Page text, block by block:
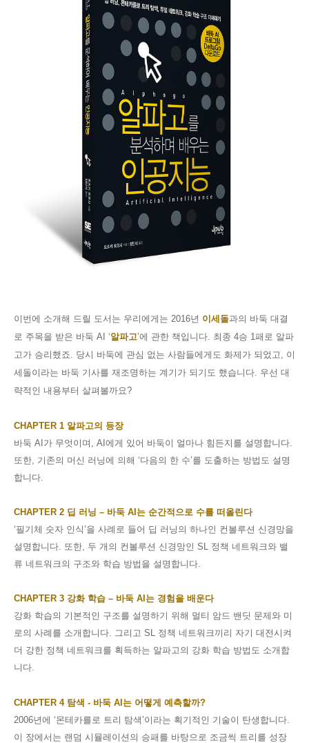
이번에 소개해 드릴 도서는 우리에게는 2016년 이세돌과의 바둑 대결
로 주목을 받은 바둑 AI ‘알파고’에 관한 책입니다. 최종 4승 1패로 알파
고가 승리했죠. 당시 바둑에 관심 없는 사람들에게도 화제가 되었고, 이
세돌이라는 바둑 기사를 재조명하는 계기가 되기도 했습니다. 우선 대
략적인 내용부터 살펴볼까요?
CHAPTER 1 알파고의 등장
바둑 AI 가 무엇이며 , AI 에게 있어 바둑이 얼마나 힘든지를 설명합니다.
또한, 기존의 머신 러닝에 의해 ‘다음의 한 수’를 도출하는 방법도 설명
합니다.
CHAPTER 2 딥 러닝 – 바둑 AI 는 순간적으로 수를 떠올린다
‘필기체 숫자 인식’을 사례로 들어 딥 러닝의 하나인 컨볼루션 신경망을
설명합니다. 또한, 두 개의 컨볼루션 신경망인 SL 정책 네트워크와 밸
류 네트워크의 구조와 학습 방법을 설명합니다.
CHAPTER 3 강화 학습 – 바둑 AI 는 경험을 배운다
강화 학습의 기본적인 구조를 설명하기 위해 멀티 암드 밴딧 문제와 미
로의 사례를 소개합니다. 그리고 SL 정책 네트워크끼리 자기 대전시켜
더 강한 정책 네트워크를 획득하는 알파고의 강화 학습 방법도 소개합
니다.
CHAPTER 4 탐색 - 바둑 AI 는 어떻게 예측할까?
2006년에 ‘몬테카를로 트리 탐색’이라는 획기적인 기술이 탄생합니다.
이 장에서는 랜덤 시뮬레이션의 승패를 바탕으로 조금씩 트리를 성장